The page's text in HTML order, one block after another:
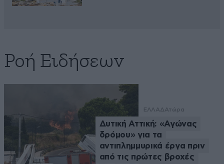
Ροή Ειδήσεων
ΕΛΛΑΔΑτώρα
Δυτική Αττική: «Αγώνας
δρόμου» για τα
αντιπλημμυρικά έργα πριν
από τις πρώτες βροχές